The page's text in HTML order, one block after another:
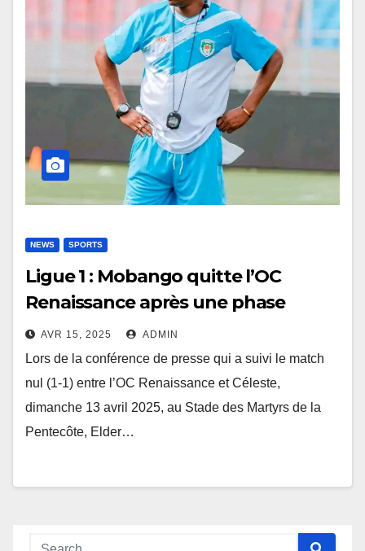
NEWS SPORTS
Ligue 1 : Mobango quitte l’OC
Renaissance après une phase
classique décevante
AVR 15, 2025 ADMIN
Lors de la conférence de presse qui a suivi le match
nul (1-1) entre l’OC Renaissance et Céleste,
dimanche 13 avril 2025, au Stade des Martyrs de la
Pentecôte, Elder…